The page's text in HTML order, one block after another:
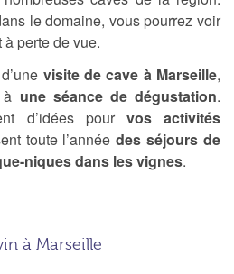
le domaine, vous pourrez voir
à perte de vue.
visite de cave à Marseille,
une séance de dégustation.
d’idées pour vos activités
toute l’annéedes séjours de
niques dans les vignes.
à Marseille